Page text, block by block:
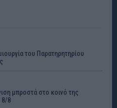
του Παρατηρητηρίου
μπροστά στο κοινό της
8/8